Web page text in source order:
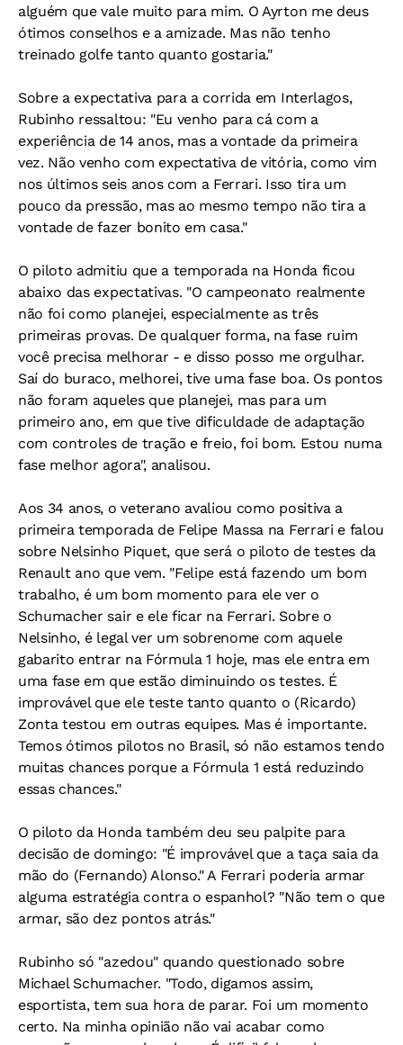
alguém que vale muito para mim. O Ayrton me deus
ótimos conselhos e a amizade. Mas não tenho
treinado golfe tanto quanto gostaria."
Sobre a expectativa para a corrida em Interlagos,
Rubinho ressaltou: "Eu venho para cá com a
experiência de 14 anos, mas a vontade da primeira
vez. Não venho com expectativa de vitória, como vim
nos últimos seis anos com a Ferrari. Isso tira um
pouco da pressão, mas ao mesmo tempo não tira a
vontade de fazer bonito em casa."
O piloto admitiu que a temporada na Honda ficou
abaixo das expectativas. "O campeonato realmente
não foi como planejei, especialmente as três
primeiras provas. De qualquer forma, na fase ruim
você precisa melhorar - e disso posso me orgulhar.
Saí do buraco, melhorei, tive uma fase boa. Os pontos
não foram aqueles que planejei, mas para um
primeiro ano, em que tive dificuldade de adaptação
com controles de tração e freio, foi bom. Estou numa
fase melhor agora", analisou.
Aos 34 anos, o veterano avaliou como positiva a
primeira temporada de Felipe Massa na Ferrari e falou
sobre Nelsinho Piquet, que será o piloto de testes da
Renault ano que vem. "Felipe está fazendo um bom
trabalho, é um bom momento para ele ver o
Schumacher sair e ele ficar na Ferrari. Sobre o
Nelsinho, é legal ver um sobrenome com aquele
gabarito entrar na Fórmula 1 hoje, mas ele entra em
uma fase em que estão diminuindo os testes. É
improvável que ele teste tanto quanto o (Ricardo)
Zonta testou em outras equipes. Mas é importante.
Temos ótimos pilotos no Brasil, só não estamos tendo
muitas chances porque a Fórmula 1 está reduzindo
essas chances."
O piloto da Honda também deu seu palpite para
decisão de domingo: "É improvável que a taça saia da
mão do (Fernando) Alonso." A Ferrari poderia armar
alguma estratégia contra o espanhol? "Não tem o que
armar, são dez pontos atrás."
Rubinho só "azedou" quando questionado sobre
Michael Schumacher. "Todo, digamos assim,
esportista, tem sua hora de parar. Foi um momento
certo. Na minha opinião não vai acabar como